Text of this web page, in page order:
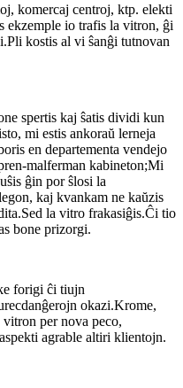
komercaj centroj, ktp. elekti
ekzemple io trafis la vitron, ĝi
kostis al vi ŝanĝi tutnovan
spertis kaj ŝatis dividi kun
mi estis ankoraŭ lerneja
en departementa vendejo
malferman kabineton;Mi
ĝin por ŝlosi la
kaj kvankam ne kaŭzis
la vitro frakasiĝis.Ĉi tio
bone prizorgi.
forigi ĉi tiujn
okazi.Krome,
per nova peco,
agrable altiri klientojn.